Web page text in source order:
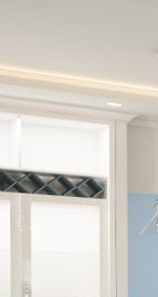
86ed27ba-2322-